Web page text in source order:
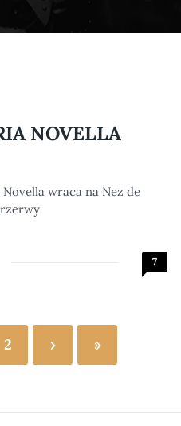
NOVELLA
wraca na Nez de
7
2 › »